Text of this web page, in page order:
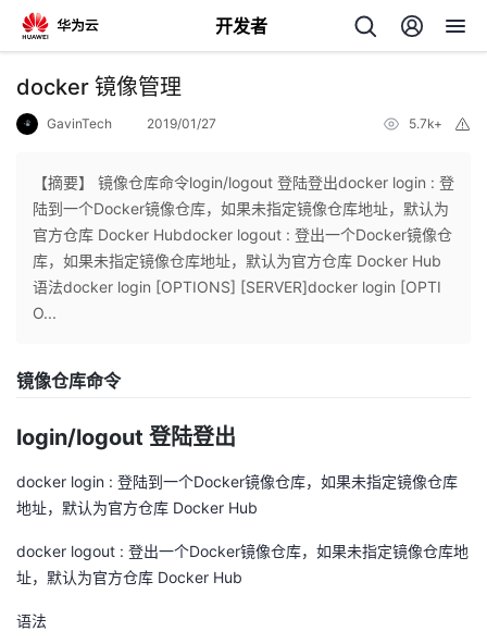
开发者
返
个
人
主
我
的
我
的
我
docker 镜像管理
GavinTech 2019/01/27 5.7k+
【摘要】 镜像仓库命令login/logout 登陆登出docker login : 登
陆到一个Docker镜像仓库，如果未指定镜像仓库地址，默认为
官方仓库 Docker Hubdocker logout : 登出一个Docker镜像仓
库，如果未指定镜像仓库地址，默认为官方仓库 Docker Hub
语法docker login [OPTIONS] [SERVER]docker login [OPTI
O...
镜像仓库命令
login/logout 登陆登出
docker login : 登陆到一个Docker镜像仓库，如果未指定镜像仓库
地址，默认为官方仓库 Docker Hub
docker logout : 登出一个Docker镜像仓库，如果未指定镜像仓库地
址，默认为官方仓库 Docker Hub
语法